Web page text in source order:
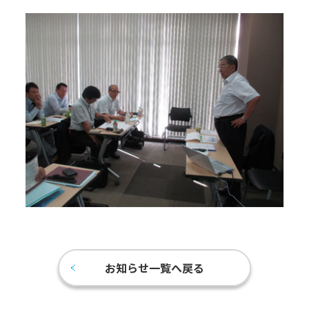
お知らせ一覧へ戻る